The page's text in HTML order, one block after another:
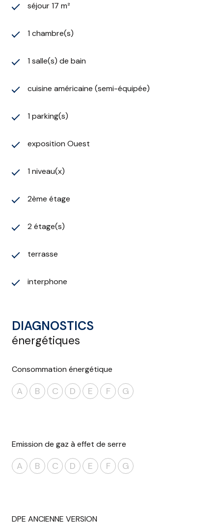
séjour 17 m²
1 chambre(s)
1 salle(s) de bain
cuisine américaine (semi-équipée)
1 parking(s)
exposition Ouest
1 niveau(x)
2ème étage
2 étage(s)
terrasse
interphone
DIAGNOSTICS
énergétiques
Consommation énergétique
A B C D E F G
Emission de gaz à effet de serre
A B C D E F G
DPE ANCIENNE VERSION